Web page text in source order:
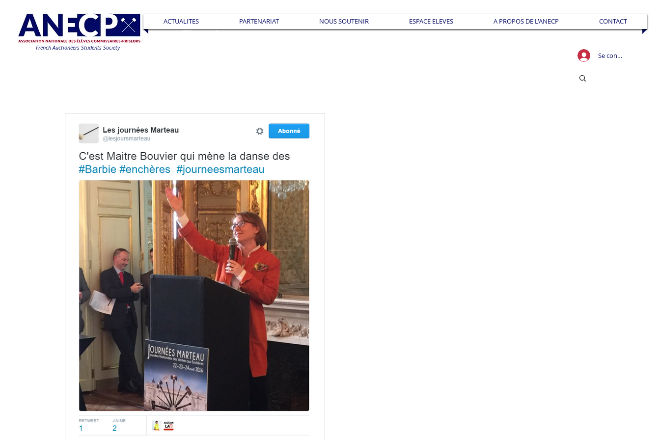
French Auctioneers Students Society
ACTUALITES PARTENARIAT NOUS SOUTENIR ESPACE ELEVES A PROPOS DE L'ANECP CONTACT
Se connecter
Titre 1